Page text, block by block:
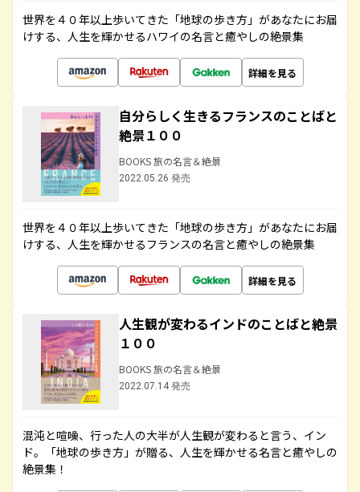
世界を４０年以上歩いてきた「地球の歩き方」があなたにお届
けする、人生を輝かせるハワイの名言と癒やしの絶景集
詳細を見る
自分らしく生きるフランスのことばと
絶景１００
BOOKS 旅の名言＆絶景
2022.05.26 発売
世界を４０年以上歩いてきた「地球の歩き方」があなたにお届
けする、人生を輝かせるフランスの名言と癒やしの絶景集
詳細を見る
人生観が変わるインドのことばと絶景
１００
BOOKS 旅の名言＆絶景
2022.07.14 発売
混沌と喧噪、行った人の大半が人生観が変わると言う、イン
ド。「地球の歩き方」が贈る、人生を輝かせる名言と癒やしの
絶景集！